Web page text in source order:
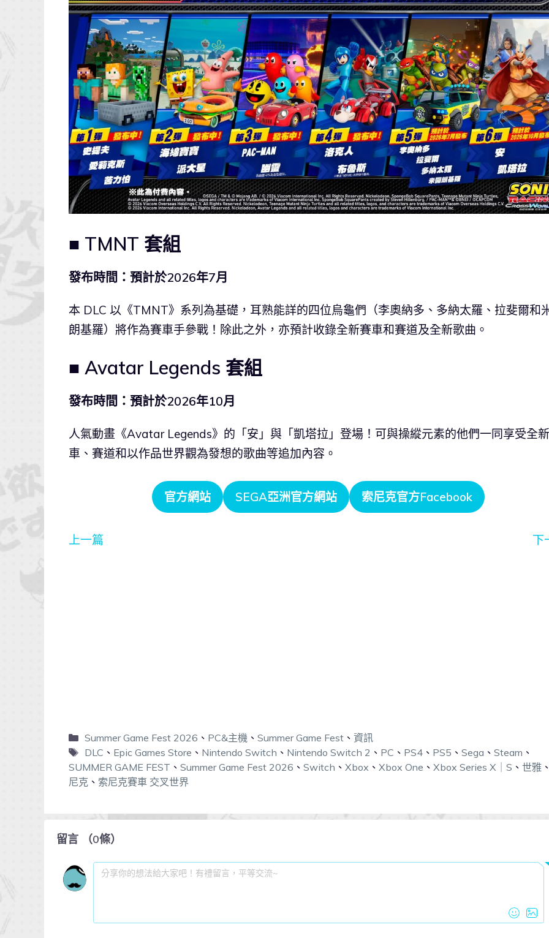
■ TMNT 套組
發布時間：預計於2026年7月
本 DLC 以《TMNT》系列為基礎，耳熟能詳的四位烏龜們（李奧納多、多納太羅、拉斐爾和
朗基羅）將作為賽車手參戰！除此之外，亦預計收錄全新賽車和賽道及全新歌曲。
■ Avatar Legends 套組
發布時間：預計於2026年10月
人氣動畫《Avatar Legends》的「安」與「凱塔拉」登場！可與操縱元素的他們一同享受全
車、賽道和以作品世界觀為發想的歌曲等追加內容。
官方網站 SEGA亞洲官方網站 索尼克官方Facebook
上一篇 下
Summer Game Fest 2026 、 PC&主機、 Summer Game Fest、 資訊
DLC 、 Epic Games Store 、 Nintendo Switch 、 Nintendo Switch 2 、 PC 、 PS4、 PS5 、 Sega 、 Steam 、
SUMMER GAME FEST 、 Summer Game Fest 2026 、 Switch 、 Xbox 、 Xbox One 、 Xbox Series X｜S 、 世雅
尼克 、 索尼克賽車 交叉世界
留言 （0條）